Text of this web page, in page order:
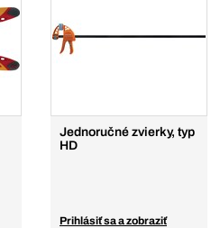
Jednoručné zvierky, typ
HD
Prihlásiť sa a zobraziť